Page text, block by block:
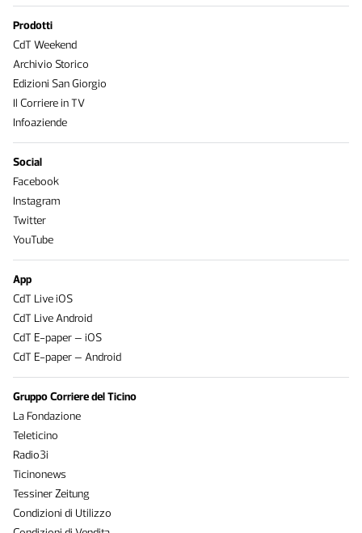
Prodotti
CdT Weekend
Archivio Storico
Edizioni San Giorgio
Il Corriere in TV
Infoaziende
Social
Facebook
Instagram
Twitter
YouTube
App
CdT Live iOS
CdT Live Android
CdT E-paper – iOS
CdT E-paper – Android
Gruppo Corriere del Ticino
La Fondazione
Teleticino
Radio3i
Ticinonews
Tessiner Zeitung
Condizioni di Utilizzo